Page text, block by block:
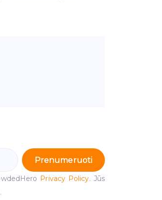
Prenumeruoti
Privacy Policy. Jūs